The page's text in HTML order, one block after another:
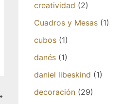
creatividad (2)
Cuadros y Mesas (1)
cubos (1)
danés (1)
daniel libeskind (1)
decoración (29)